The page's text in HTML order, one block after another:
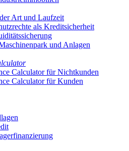
Art und Laufzeit
als Kreditsicherheit
und Anlagen
Calculator für Nichtkunden
Calculator für Kunden